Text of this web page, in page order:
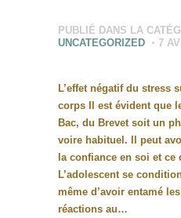
PUBLIÉ DANS LA
UNCATEGORIZED
7
L’effet négatif du stress
corps Il est évident que
Bac, du Brevet soit un
voire habituel. Il peut
la confiance en soi et ce
L’adolescent se
même d’avoir entamé
réactions au…